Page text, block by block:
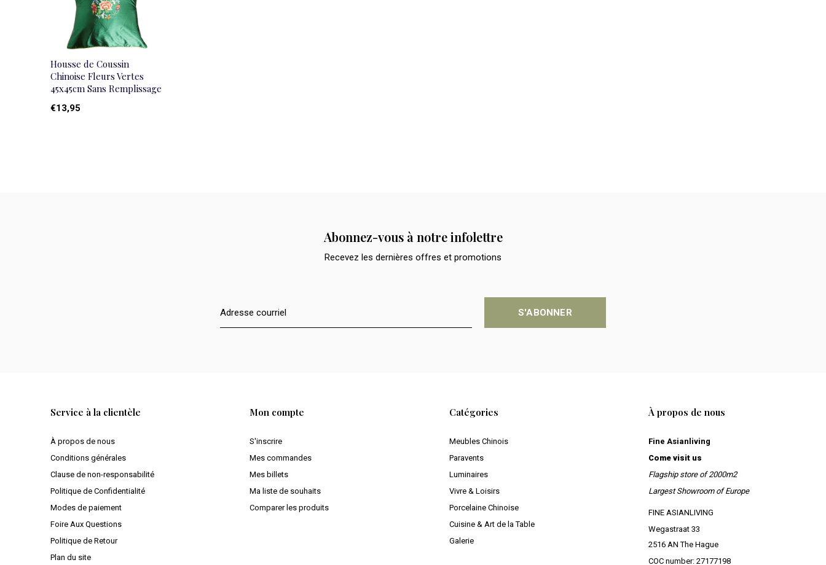
Housse de Coussin
Chinoise Fleurs Vertes
45x45cm Sans Remplissage
€13,95
Abonnez-vous à notre infolettre
Recevez les dernières offres et promotions
S'ABONNER
Service à la clientèle
À propos de nous
Conditions générales
Clause de non-responsabilité
Politique de Confidentialité
Modes de paiement
Foire Aux Questions
Politique de Retour
Plan du site
Mon compte
S'inscrire
Mes commandes
Mes billets
Ma liste de souhaits
Comparer les produits
Catégories
Meubles Chinois
Paravents
Luminaires
Vivre & Loisirs
Porcelaine Chinoise
Cuisine & Art de la Table
Galerie
À propos de nous
Fine Asianliving
Come visit us
Flagship store of 2000m2
Largest Showroom of Europe
FINE ASIANLIVING
Wegastraat 33
2516 AN The Hague
COC number: 27177198